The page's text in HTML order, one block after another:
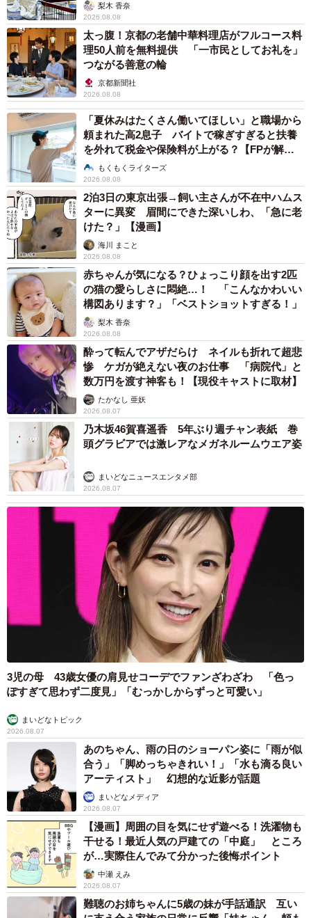
2歳を迎えたスイちゃん。ゴージャスな被毛が素敵なレディになりました
（画像提供：ソアラとスイさん）
現在、スイちゃんは2歳。やんちゃだった子猫時代を思い返
しながら、飼い主さんはその変化をしみじみと感じていま
す。
「お迎えしたころは、体格が3倍あるソアラさんにも飛びか
かっていって、『こらーっ！』って毎日言ってました
（笑）。でも今はやんちゃが落ち着いて、甘えん坊が増し
ました」
就寝時には、必ず一緒に布団に入ってくるのが習慣になっ
ているそうです。
「寝るときはいつも付いてきて、喉をゴロゴロ鳴らしなが
らふみふみ。そのまま横で一緒に寝ています」
元気で無邪気なまま、少しずつ落ち着きを見せてくれるよ
うになったスイちゃん。その姿に、飼い主さんはこう願い
ます。
「やんちゃは落ち着いたけど、明るく元気いっぱいなとこ
ろは変わっていません。このまま病気や怪我をすることな
く、天真爛漫なスイちゃんでいてほしいですね」
梨木 香奈
2026.08.08
太っ腹！京都の老舗中華料理店がフルコース料
理50人前を無料提供 「一市民としてお礼を」
つながる善意の輪
京都新聞社
2026.08.08
「夏休みはたくさん働いてほしい」と職場から
頼まれた高2息子 バイトで稼ぎすぎると扶養
を外れて税金や保険料が上がる？【FPが解
説】もくもくライターズ
2026.08.08
2泊3日の東京出張→飼い主さんが不在中ハムス
ターに異変 眉間にできた深いしわ、「急に老
けた？」【漫画】
海川 まこと
2026.08.08
赤ちゃんが気になる？ひょっこり顔を出す2匹
の猫の愛らしさに悶絶…！ 「こんなかわいい
構図あります？」「ベストショットすぎる！」
梨木 香奈
2026.08.08
酔って転んでアザだらけ ネイルも折れて超悲
惨 ケガが絶えない夜のお仕事 「病院代」と
数万円を渡す神客も！【現役キャストに取材】
たかなし 亜妖
2026.08.07
乃木坂46賀喜遥香 5年ぶり週チャン表紙 巻
頭グラビアでは激レアなメガネルームウエア姿
まいどなニュースエンタメ部
2026.08.07
3児の母 43歳女優の肩見せコーデでファンざわざわ 「色っ
ぽすぎて思わず二度見」「むっかしからずっと可愛い」
まいどなトピック
2026.08.07
あのちゃん、雨の日のショーパン姿に「雨が似
合う」「脚めっちゃきれい！」「水も滴る良い
アーティスト」 幻想的な近影が話題
まいどなメディア
2026.08.07
【漫画】周囲の目を気にせず遊べる！洗濯物も
干せる！最近人気の戸建ての「中庭」 ところ
が…実際住んでみて分かった後悔ポイント
中瀬 えみ
2026.08.07
難聴のお姉ちゃんに5歳の妹が手話通訳 互い